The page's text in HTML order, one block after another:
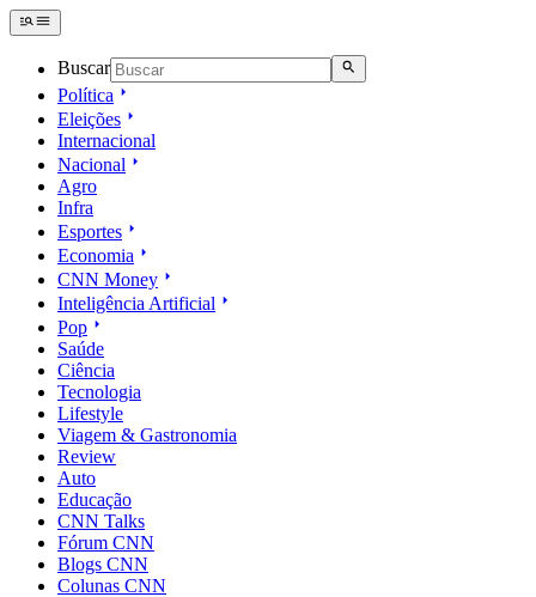
Buscar
Política
Eleições
Internacional
Nacional
Agro
Infra
Esportes
Economia
CNN Money
Inteligência Artificial
Pop
Saúde
Ciência
Tecnologia
Lifestyle
Viagem & Gastronomia
Review
Auto
Educação
CNN Talks
Fórum CNN
Blogs CNN
Colunas CNN